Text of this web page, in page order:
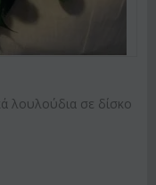
λουλούδια σε δίσκο